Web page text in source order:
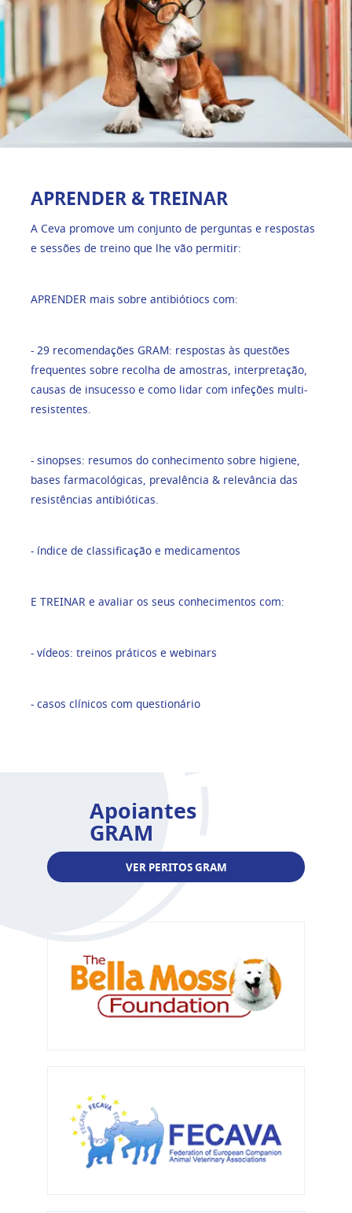
APRENDER & TREINAR
A Ceva promove um conjunto de perguntas e respostas
e sessões de treino que lhe vão permitir:
APRENDER mais sobre antibiótiocs com:
- 29 recomendações GRAM: respostas às questões
frequentes sobre recolha de amostras, interpretação,
causas de insucesso e como lidar com infeções multi-
resistentes.
- sinopses: resumos do conhecimento sobre higiene,
bases farmacológicas, prevalência & relevância das
resistências antibióticas.
- índice de classificação e medicamentos
E TREINAR e avaliar os seus conhecimentos com:
- vídeos: treinos práticos e webinars
- casos clínicos com questionário
Apoiantes
GRAM
VER PERITOS GRAM